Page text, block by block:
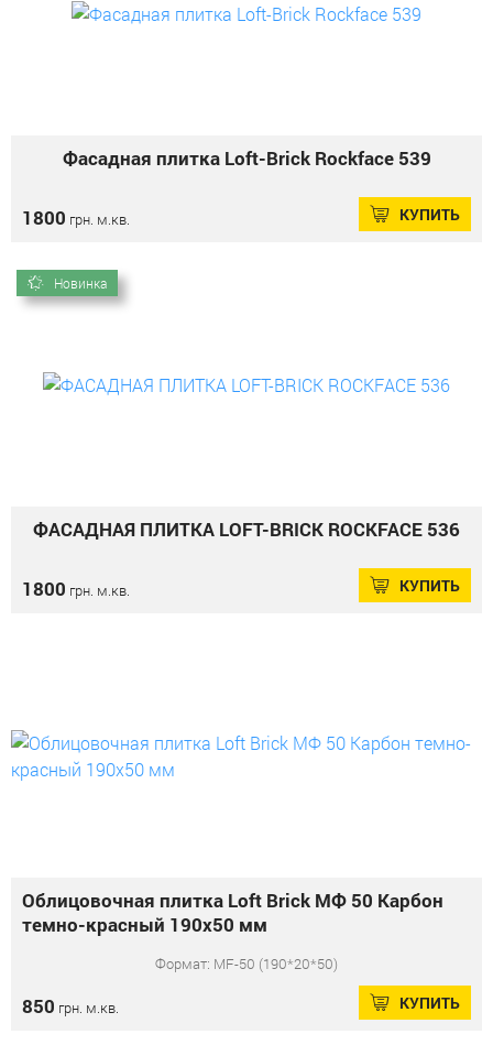
Фасадная плитка Loft-Brick Rockface 539
1800 грн. м.кв. КУПИТЬ
Новинка
ФАСАДНАЯ ПЛИТКА LOFT-BRICK ROCKFACE 536
1800 грн. м.кв. КУПИТЬ
Облицовочная плитка Loft Brick МФ 50 Карбон
темно-красный 190x50 мм
Формат: MF-50 (190*20*50)
850 грн. м.кв. КУПИТЬ